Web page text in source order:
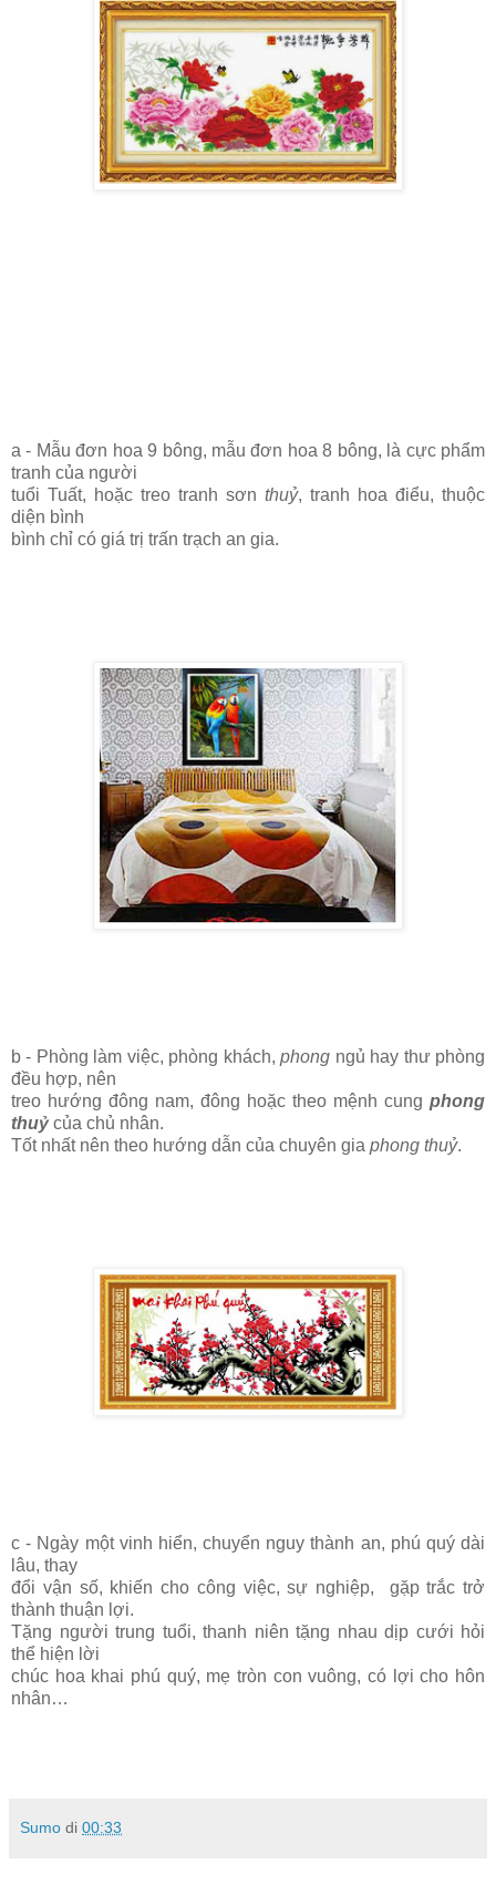
a - Mẫu đơn hoa 9 bông, mẫu đơn hoa 8 bông, là cực phẩm
tranh của người
tuổi Tuất, hoặc treo tranh sơn thuỷ, tranh hoa điểu, thuộc
diện bình
bình chỉ có giá trị trấn trạch an gia.
b - Phòng làm việc, phòng khách,phong ngủ hay thư phòng
đều hợp, nên
treo hướng đông nam, đông hoặc theo mệnh cung phong
thuỷcủa chủ nhân.
Tốt nhất nên theo hướng dẫn của chuyên gia phong thuỷ.
c - Ngày một vinh hiển, chuyển nguy thành an, phú quý dài
lâu, thay
đổi vận số, khiến cho công việc, sự nghiệp, gặp trắc trở
thành thuận lợi.
Tặng người trung tuổi, thanh niên tặng nhau dịp cưới hỏi
thể hiện lời
chúc hoa khai phú quý, mẹ tròn con vuông, có lợi cho hôn
nhân…
Sumo di 00:33